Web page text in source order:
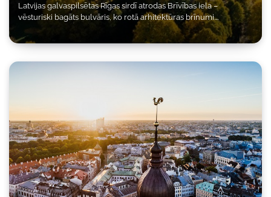
Latvijas galvaspilsētas Rīgas sirdī atrodas Brīvības iela –
vēsturiski bagāts bulvāris, ko rotā arhitektūras brīnumi.…